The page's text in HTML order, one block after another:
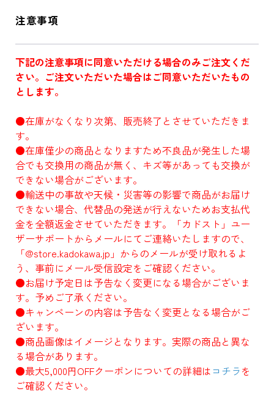
注意事項
下記の注意事項に同意いただける場合のみご注文くだ
さい。ご注文いただいた場合はご同意いただいたもの
とします。
●在庫がなくなり次第、販売終了とさせていただきま
す。
●在庫僅少の商品となりますため不良品が発生した場
合でも交換用の商品が無く、キズ等があっても交換が
できない場合がございます。
●輸送中の事故や天候・災害等の影響で商品がお届け
できない場合、代替品の発送が行えないためお支払代
金を全額返金させていただきます。「カドスト」ユー
ザーサポートからメールにてご連絡いたしますので、
「@store.kadokawa.jp」からのメールが受け取れるよ
う、事前にメール受信設定をご確認ください。
●お届け予定日は予告なく変更になる場合がございま
す。予めご了承ください。
●キャンペーンの内容は予告なく変更となる場合がご
ざいます。
●商品画像はイメージとなります。実際の商品と異な
る場合があります。
●最大5,000円OFFクーポンについての詳細はコチラを
ご確認ください。